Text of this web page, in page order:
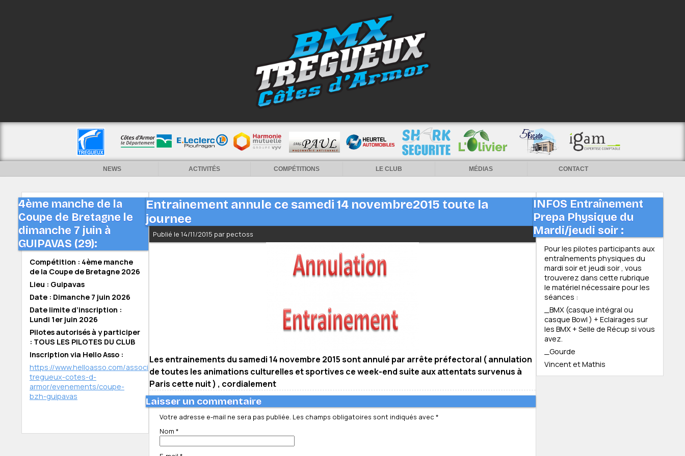
NEWS ACTIVITÉS COMPÉTITIONS LE CLUB MÉDIAS CONTACT
4ème manche de la
Coupe de Bretagne le
dimanche 7 juin à
GUIPAVAS (29):
Compétition : 4ème manche
de la Coupe de Bretagne 2026
Lieu : Guipavas
Date : Dimanche 7 juin 2026
Date limite d’inscription :
Lundi 1er juin 2026
Pilotes autorisés à y participer
: TOUS LES PILOTES DU CLUB
Inscription via Hello Asso :
https://www.helloasso.com/associations/bmx-
tregueux-cotes-d-
armor/evenements/coupe-
bzh-guipavas
INFOS Entraînement
Prepa Physique du
Mardi/jeudi soir :
Pour les pilotes participants aux
entraînements physiques du
mardi soir et jeudi soir , vous
trouverez dans cette rubrique
le matériel nécessaire pour les
séances :
_BMX (casque intégral ou
casque Bowl ) + Eclairages sur
les BMX + Selle de Récup si vous
avez.
_Gourde
Vincent et Mathis
Entrainement annule ce samedi 14 novembre2015 toute la
journee
Publié le 14/11/2015 par pectoss
Les entrainements du samedi 14 novembre 2015 sont annulé par arrête préfectoral ( annulation
de toutes les animations culturelles et sportives ce week-end suite aux attentats survenus à
Paris cette nuit ) , cordialement
Laisser un commentaire
Votre adresse e-mail ne sera pas publiée. Les champs obligatoires sont indiqués avec *
Nom *